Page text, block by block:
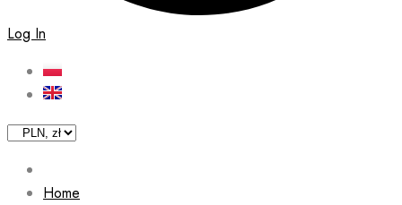
Log In
Home